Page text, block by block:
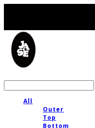
All
Outer
Top
Bottom